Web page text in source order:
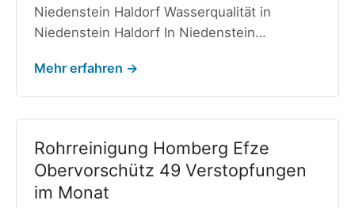
Niedenstein Haldorf Wasserqualität in
Niedenstein Haldorf In Niedenstein…
Mehr erfahren →
Rohrreinigung Homberg Efze
Obervorschütz 49 Verstopfungen
im Monat